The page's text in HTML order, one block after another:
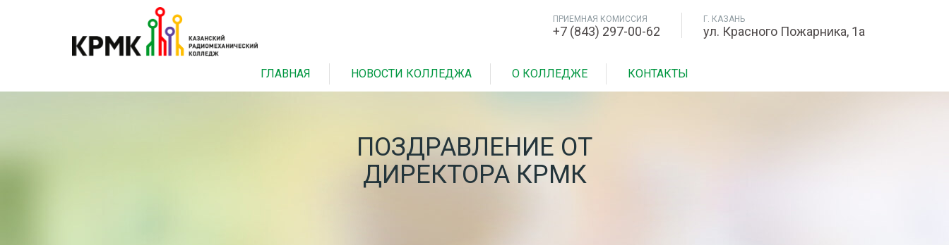
ПРИЕМНАЯ КОМИССИЯ
+7 (843) 297-00-62
Г. КАЗАНЬ
ул. Красного Пожарника, 1а
ГЛАВНАЯ НОВОСТИ КОЛЛЕДЖА О КОЛЛЕДЖЕ КОНТАКТЫ
ПОЗДРАВЛЕНИЕ ОТ
ДИРЕКТОРА КРМК